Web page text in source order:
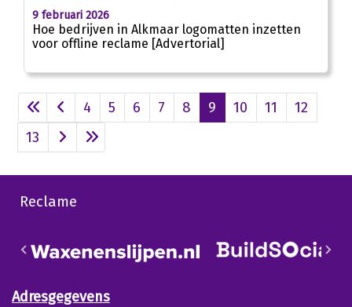
9 februari 2026
Hoe bedrijven in Alkmaar logomatten inzetten
voor offline reclame [Advertorial]
4 5 6 7 8 9 10 11
12
13
Reclame
Adresgegevens